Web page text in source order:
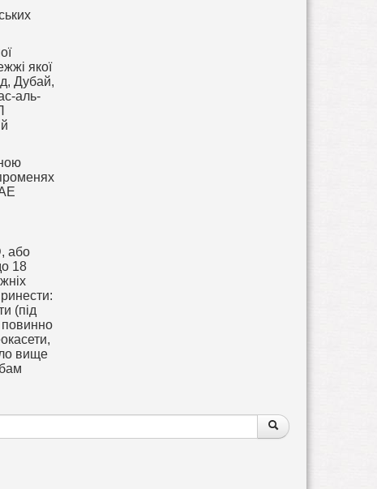
якої
Дубай,
аль-
або
18
(під
повинно
ло вище
Поиск